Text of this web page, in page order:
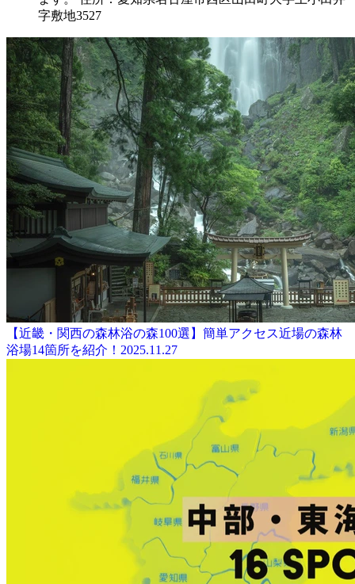
字敷地3527
【近畿・関西の森林浴の森100選】簡単アクセス近場の森林
浴場14箇所を紹介！ 2025.11.27